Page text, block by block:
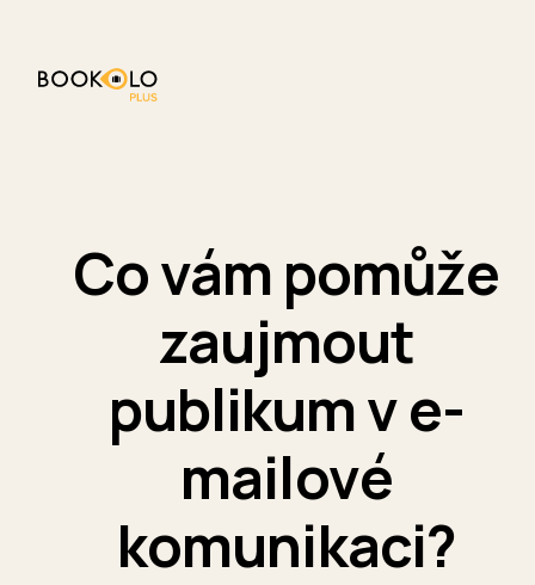
Co vám pomůže
zaujmout
publikum v e-
mailové
komunikaci?